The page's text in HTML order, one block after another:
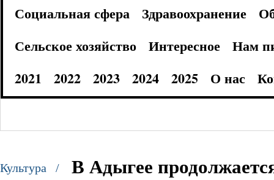
Социальная сфера
Здравоохранение
Сельское хозяйство
Интересное
Нам
2021
2022 2023 2024 2025 О нас
Культура /
В Адыгее